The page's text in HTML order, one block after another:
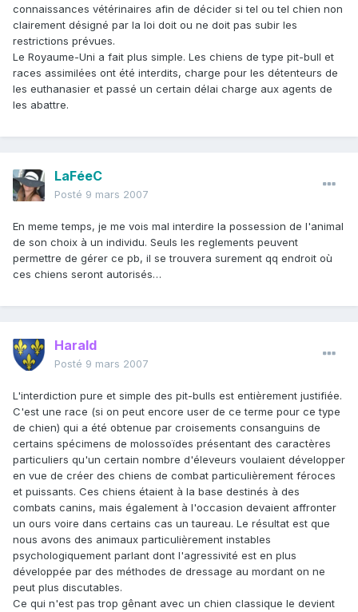
connaissances vétérinaires afin de décider si tel ou tel chien non
clairement désigné par la loi doit ou ne doit pas subir les
restrictions prévues.
Le Royaume-Uni a fait plus simple. Les chiens de type pit-bull et
races assimilées ont été interdits, charge pour les détenteurs de
les euthanasier et passé un certain délai charge aux agents de
les abattre.
LaFéeC
Posté 9 mars 2007
En meme temps, je me vois mal interdire la possession de l'animal
de son choix à un individu. Seuls les reglements peuvent
permettre de gérer ce pb, il se trouvera surement qq endroit où
ces chiens seront autorisés…
Harald
Posté 9 mars 2007
L'interdiction pure et simple des pit-bulls est entièrement justifiée.
C'est une race (si on peut encore user de ce terme pour ce type
de chien) qui a été obtenue par croisements consanguins de
certains spécimens de molossoïdes présentant des caractères
particuliers qu'un certain nombre d'éleveurs voulaient développer
en vue de créer des chiens de combat particulièrement féroces
et puissants. Ces chiens étaient à la base destinés à des
combats canins, mais également à l'occasion devaient affronter
un ours voire dans certains cas un taureau. Le résultat est que
nous avons des animaux particulièrement instables
psychologiquement parlant dont l'agressivité est en plus
développée par des méthodes de dressage au mordant on ne
peut plus discutables.
Ce qui n'est pas trop gênant avec un chien classique le devient